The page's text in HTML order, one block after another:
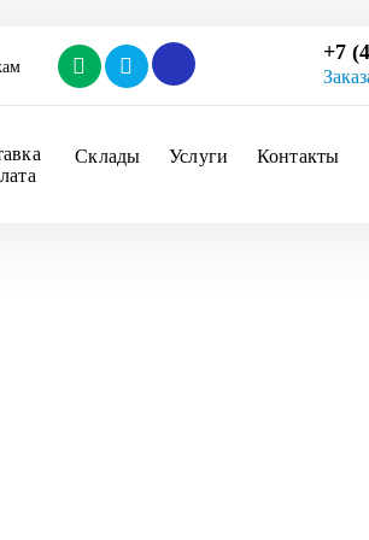
+7
Склады Услуги Контакты